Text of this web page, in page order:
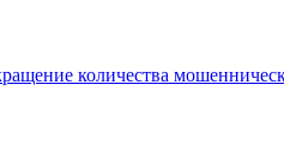
количества